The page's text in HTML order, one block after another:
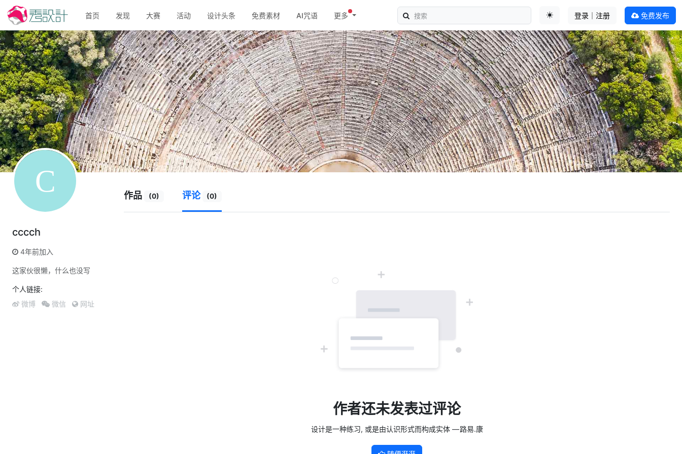
首页 发现 大赛 活动 设计头条 免费素材 AI咒语
更多
登录｜注册 免费发布
cccch
4年前加入
这家伙很懒，什么也没写
个人链接:
微博 微信 网址
作品 (0) 评论 (0)
作者还未发表过评论
设计是一种练习, 或是由认识形式而构成实体 — 路易.康